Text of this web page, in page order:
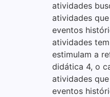
atividades
atividades
eventos
atividades
estimulam a
didática 4, o
atividades
eventos